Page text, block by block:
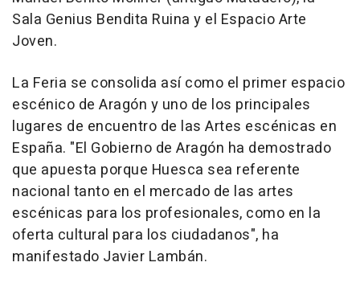
Sala Genius Bendita Ruina y el Espacio Arte
Joven.
La Feria se consolida así como el primer espacio
escénico de Aragón y uno de los principales
lugares de encuentro de las Artes escénicas en
España. "El Gobierno de Aragón ha demostrado
que apuesta porque Huesca sea referente
nacional tanto en el mercado de las artes
escénicas para los profesionales, como en la
oferta cultural para los ciudadanos", ha
manifestado Javier Lambán.